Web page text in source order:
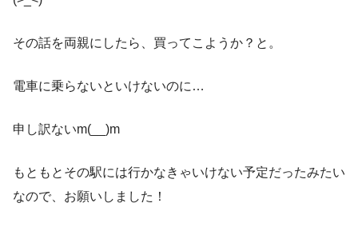
その話を両親にしたら、買ってこようか？と。
電車に乗らないといけないのに…
申し訳ないm(__)m
もともとその駅には行かなきゃいけない予定だったみたい
なので、お願いしました！